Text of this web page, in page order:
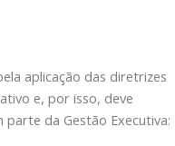
aplicação das diretrizes
e, por isso, deve
da Gestão Executiva: